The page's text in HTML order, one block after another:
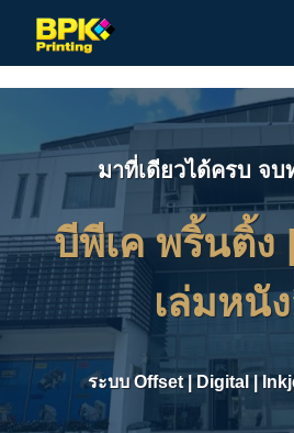
มาที่เดียวได้ครบ จ
บีพีเค พริ้นติ้ง
เล่มหนั
ระบบOffset| Digital |